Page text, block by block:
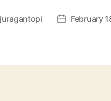
juragantopi
PostFebruary